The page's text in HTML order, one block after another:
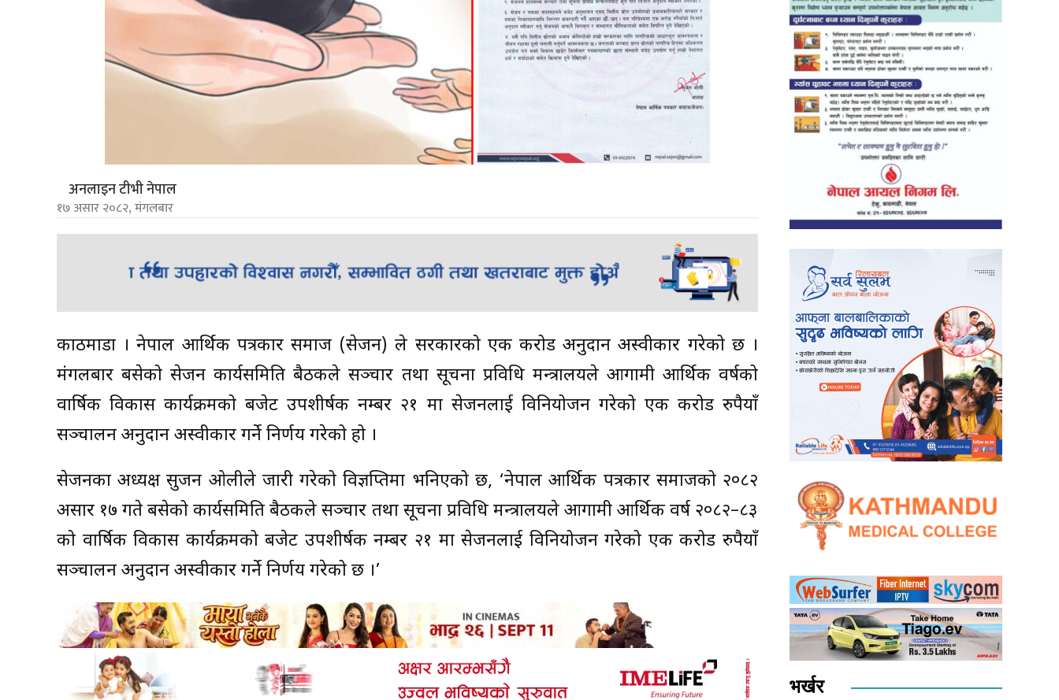
अनलाइन टीभी नेपाल
१७ असार २०८२, मंगलबार
काठमाडौं । नेपाल आर्थिक पत्रकार समाज (सेजन) ले सरकारको एक करोड अनुदान अस्वीकार गरेको छ ।
मंगलबार बसेको सेजन कार्यसमिति बैठकले सञ्चार तथा सूचना प्रविधि मन्त्रालयले आगामी आर्थिक वर्षको
वार्षिक विकास कार्यक्रमको बजेट उपशीर्षक नम्बर २१ मा सेजनलाई विनियोजन गरेको एक करोड रुपैयाँ
सञ्चालन अनुदान अस्वीकार गर्ने निर्णय गरेको हो ।
सेजनका अध्यक्ष सुजन ओलीले जारी गरेको विज्ञप्तिमा भनिएको छ, ‘नेपाल आर्थिक पत्रकार समाजको २०८२
असार १७ गते बसेको कार्यसमिति बैठकले सञ्चार तथा सूचना प्रविधि मन्त्रालयले आगामी आर्थिक वर्ष २०८२–८३
को वार्षिक विकास कार्यक्रमको बजेट उपशीर्षक नम्बर २१ मा सेजनलाई विनियोजन गरेको एक करोड रुपैयाँ
सञ्चालन अनुदान अस्वीकार गर्ने निर्णय गरेको छ ।’
भर्खर